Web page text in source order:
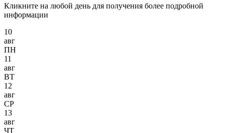
Кликните на любой день для получения более подробной
информации
10
авг
ПН
11
авг
ВТ
12
авг
СР
13
авг
ЧТ